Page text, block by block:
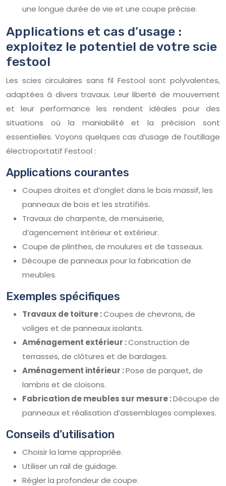
une longue durée de vie et une coupe précise.
Applications et cas d’usage :
exploitez le potentiel de votre scie
festool
Les scies circulaires sans fil Festool sont polyvalentes,
adaptées à divers travaux. Leur liberté de mouvement
et leur performance les rendent idéales pour des
situations où la maniabilité et la précision sont
essentielles. Voyons quelques cas d’usage de l’outillage
électroportatif Festool :
Applications courantes
Coupes droites et d’onglet dans le bois massif, les
panneaux de bois et les stratifiés.
Travaux de charpente, de menuiserie,
d’agencement intérieur et extérieur.
Coupe de plinthes, de moulures et de tasseaux.
Découpe de panneaux pour la fabrication de
meubles.
Exemples spécifiques
Travaux de toiture :Coupes de chevrons, de
voliges et de panneaux isolants.
Aménagement extérieur :Construction de
terrasses, de clôtures et de bardages.
Aménagement intérieur :Pose de parquet, de
lambris et de cloisons.
Fabrication de meubles sur mesure :Découpe de
panneaux et réalisation d’assemblages complexes.
Conseils d’utilisation
Choisir la lame appropriée.
Utiliser un rail de guidage.
Régler la profondeur de coupe.